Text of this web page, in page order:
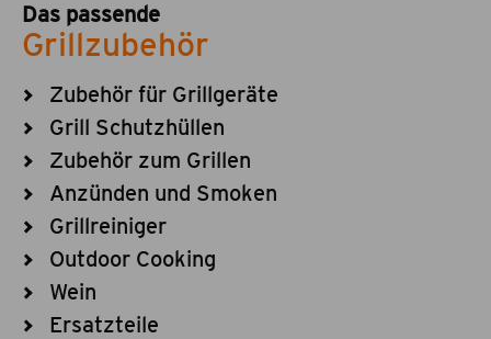
Das passende
Grillzubehör
Zubehör für Grillgeräte
Grill Schutzhüllen
Zubehör zum Grillen
Anzünden und Smoken
Grillreiniger
Outdoor Cooking
Wein
Ersatzteile